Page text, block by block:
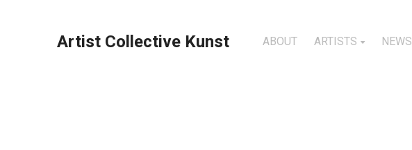
Artist Collective Kunst ABOUT ARTISTS NEWS